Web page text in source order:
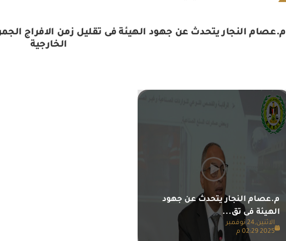
م.عصام النجار يتحدث عن جهود الهيئة فى تقليل زمن الافراج
الخارجية
م.عصام النجار يتحدث عن جهود
الهيئة فى تق...
الاثنين,24 نوفمبر
2025 02:29 م